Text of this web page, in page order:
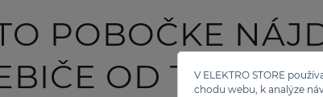
V ELEKTRO STORE
chodu webu, k analýze
POBOČKE
OD